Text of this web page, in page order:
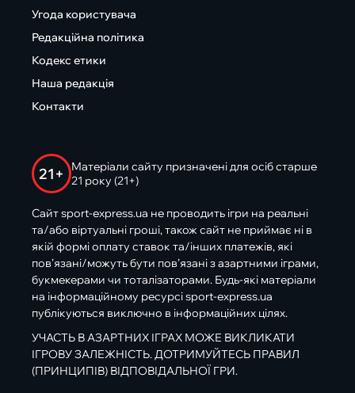
Угода користувача
Редакційна політика
Кодекс етики
Наша редакція
Контакти
21+
Матеріали сайту призначені для осіб старше
21 року (21+)
Сайт sport-express.ua не проводить ігри на реальні
та/або віртуальні гроші, також сайт не приймає ні в
якій формі оплату ставок та/інших платежів, які
пов’язані/можуть бути пов’язані з азартними іграми,
букмекерами чи тоталізаторами. Будь-які матеріали
на інформаційному ресурсі sport-express.ua
публікуються виключно в інформаційних цілях.
УЧАСТЬ В АЗАРТНИХ ІГРАХ МОЖЕ ВИКЛИКАТИ
ІГРОВУ ЗАЛЕЖНІСТЬ. ДОТРИМУЙТЕСЬ ПРАВИЛ
(ПРИНЦИПІВ) ВІДПОВІДАЛЬНОЇ ГРИ.